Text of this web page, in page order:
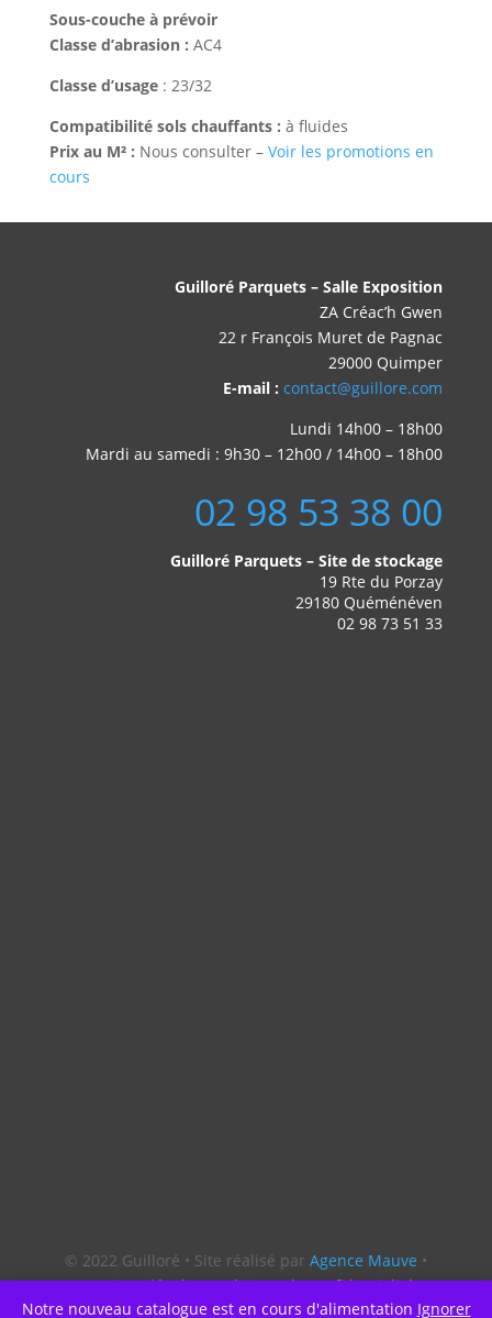
Notre nouveau catalogue est en cours d'alimentation Ignorer
Sous-couche à prévoir
Classe d’abrasion : AC4
Classe d’usage: 23/32
Compatibilité sols chauffants : à fluides
Prix au M² : Nous consulter – Voir les promotions en
cours
Guilloré Parquets – Salle Exposition
ZA Créac’h Gwen
22 r François Muret de Pagnac
29000 Quimper
E-mail :contact@guillore.com
Lundi 14h00 – 18h00
Mardi au samedi : 9h30 – 12h00 / 14h00 – 18h00
02 98 53 38 00
Guilloré Parquets – Site de stockage
19 Rte du Porzay
29180 Quéménéven
02 98 73 51 33
© 2022 Guilloré • Site réalisé par Agence Mauve •
Mentions légales•Politique de confidentialité